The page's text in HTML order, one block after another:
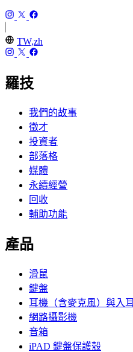
TW,zh
羅技
我們的故事
徵才
投資者
部落格
媒體
永續經營
回收
輔助功能
產品
滑鼠
鍵盤
耳機（含麥克風）與入
網路攝影機
音箱
iPAD 鍵盤保護殼